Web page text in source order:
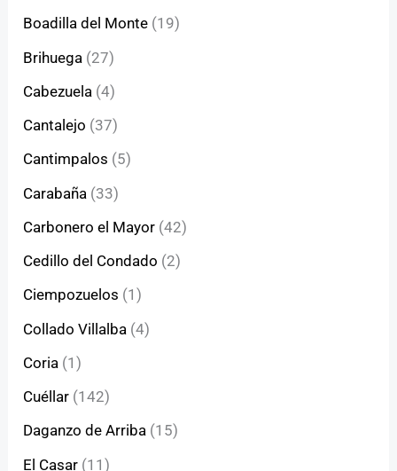
Boadilla del Monte (19)
Brihuega (27)
Cabezuela (4)
Cantalejo (37)
Cantimpalos (5)
Carabaña (33)
Carbonero el Mayor (42)
Cedillo del Condado (2)
Ciempozuelos (1)
Collado Villalba (4)
Coria (1)
Cuéllar (142)
Daganzo de Arriba (15)
El Casar (11)